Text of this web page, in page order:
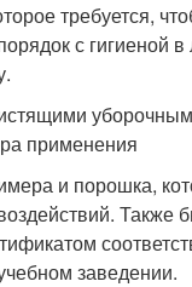
требуется,
с гигиеной
применения
и порошка,
Также
заведении.